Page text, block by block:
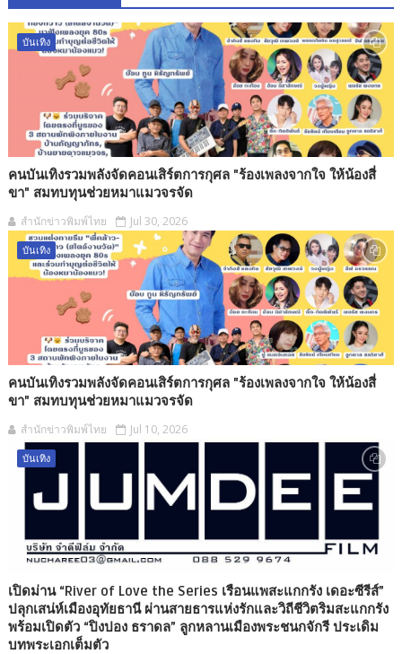
บันเทิง
คนบันเทิงรวมพลังจัดคอนเสิร์ตการกุศล "ร้องเพลงจากใจ ให้น้องสี่
ขา" สมทบทุนช่วยหมาแมวจรจัด
สำนักข่าวพิมพ์ไทย Jul 30, 2026
บันเทิง
คนบันเทิงรวมพลังจัดคอนเสิร์ตการกุศล "ร้องเพลงจากใจ ให้น้องสี่
ขา" สมทบทุนช่วยหมาแมวจรจัด
สำนักข่าวพิมพ์ไทย Jul 10, 2026
บันเทิง
เปิดม่าน “River of Love the Series เรือนแพสะแกกรัง เดอะซีรีส์”
ปลุกเสน่ห์เมืองอุทัยธานี ผ่านสายธารแห่งรักและวิถีชีวิตริมสะแกกรัง
พร้อมเปิดตัว “ปิงปอง ธราดล” ลูกหลานเมืองพระชนกจักรี ประเดิม
บทพระเอกเต็มตัว